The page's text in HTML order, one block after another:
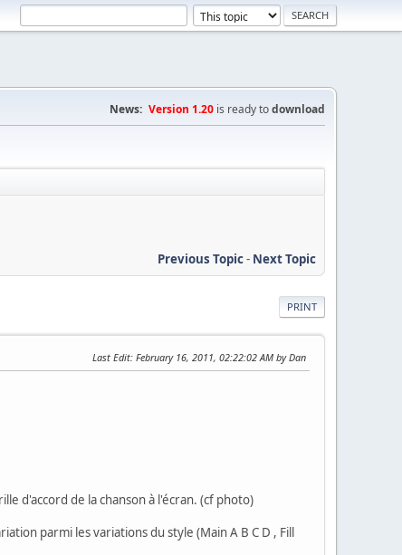
News: Version 1.20 is ready todownload
Previous Topic- Next Topic
PRINT
Last Edit: February 16, 2011, 02:22:02 AM by Dan
d'accord de la chanson à l'écran. (cf photo)
parmi les variations du style (Main A B C D , Fill